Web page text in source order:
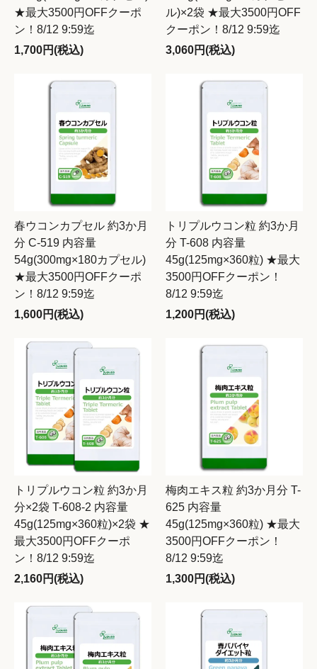
★最大3500円OFFクーポ
ン！8/12 9:59迄
1,700円(税込)
ル)×2袋 ★最大3500円OFF
クーポン！8/12 9:59迄
3,060円(税込)
春ウコンカプセル 約3か月
分 C-519 内容量
54g(300mg×180カプセル)
★最大3500円OFFクーポ
ン！8/12 9:59迄
1,600円(税込)
トリプルウコン粒 約3か月
分 T-608 内容量
45g(125mg×360粒) ★最大
3500円OFFクーポン！
8/12 9:59迄
1,200円(税込)
トリプルウコン粒 約3か月
分×2袋 T-608-2 内容量
45g(125mg×360粒)×2袋 ★
最大3500円OFFクーポ
ン！8/12 9:59迄
2,160円(税込)
梅肉エキス粒 約3か月分 T-
625 内容量
45g(125mg×360粒) ★最大
3500円OFFクーポン！
8/12 9:59迄
1,300円(税込)